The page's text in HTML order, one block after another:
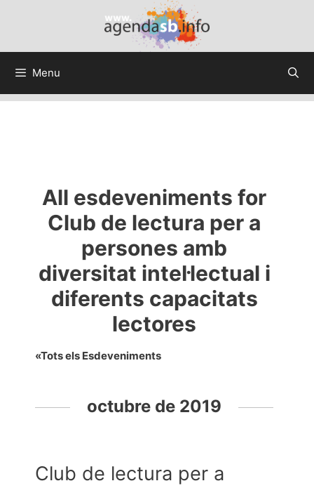
Menu
All esdeveniments for
Club de lectura per a
persones amb
diversitat intel·lectual i
diferents capacitats
lectores
«Tots els Esdeveniments
octubre de 2019
Club de lectura per a